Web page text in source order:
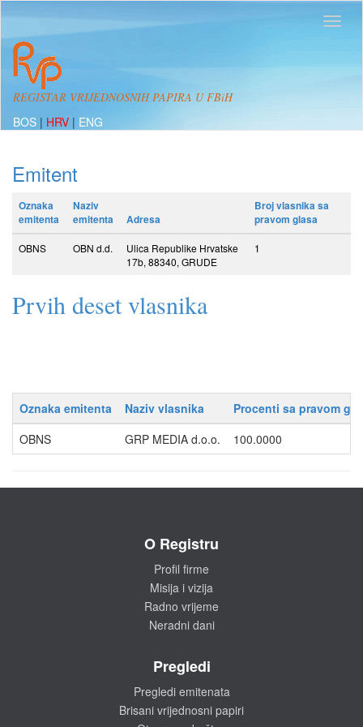
REGISTAR VRIJEDNOSNIH PAPIRA U FBiH
BOS | HRV | ENG
Emitent
Oznaka
emitenta
Naziv
emitenta
Adresa
Broj vlasnika sa
pravom glasa
OBNS OBN d.d.
Ulica Republike Hrvatske
17b, 88340, GRUDE
1
Prvih deset vlasnika
Oznaka emitenta Naziv vlasnika
Procenti sa pravom
OBNS
GRP MEDIA d.o.o. 100.0000
O Registru
Profil firme
Misija i vizija
Radno vrijeme
Neradni dani
Pregledi
Pregledi emitenata
Brisani vrijednosni papiri